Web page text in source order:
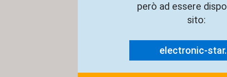
però ad essere
sito:
electronic-